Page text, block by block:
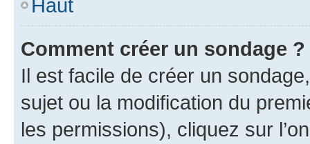
Haut
Comment créer un sondage ?
Il est facile de créer un
sujet ou la modification du
les permissions), cliquez sur